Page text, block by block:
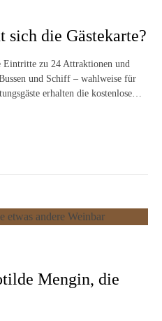
sich die Gästekarte?
zu 24 Attraktionen und
und Schiff – wahlweise für
erhalten die kostenlose…
Mengin, die